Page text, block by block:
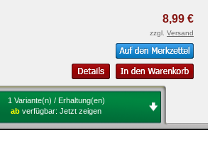
8,99 €
zzgl. Versand
1 Variante(n) / Erhaltung(en)
ab verfügbar: Jetzt zeigen